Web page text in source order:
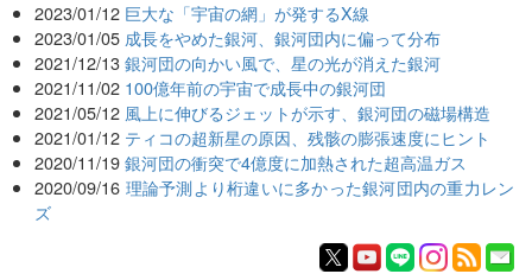
2023/01/12 巨大な「宇宙の網」が発するX線
2023/01/05 成長をやめた銀河、銀河団内に偏って分布
2021/12/13 銀河団の向かい風で、星の光が消えた銀河
2021/11/02 100億年前の宇宙で成長中の銀河団
2021/05/12 風上に伸びるジェットが示す、銀河団の磁場構造
2021/01/12 ティコの超新星の原因、残骸の膨張速度にヒント
2020/11/19 銀河団の衝突で4億度に加熱された超高温ガス
2020/09/16 理論予測より桁違いに多かった銀河団内の重力レン
ズ